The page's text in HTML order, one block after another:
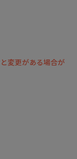
変更がある場合が